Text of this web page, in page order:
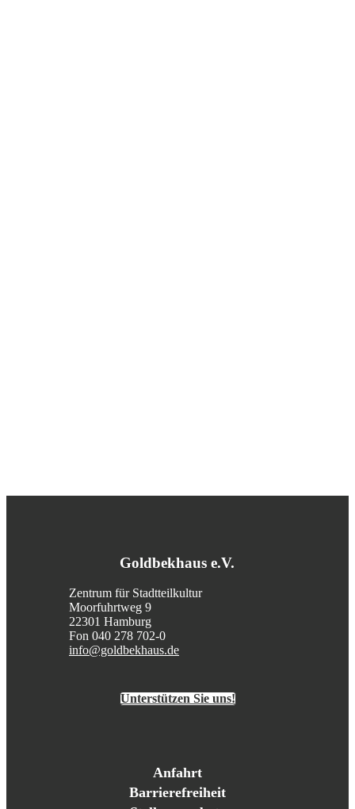
Goldbekhaus e.V.
Zentrum für Stadtteilkultur
Moorfuhrtweg 9
22301 Hamburg
Fon 040 278 702-0
info@goldbekhaus.de
Unterstützen Sie uns!
Anfahrt
Barrierefreiheit